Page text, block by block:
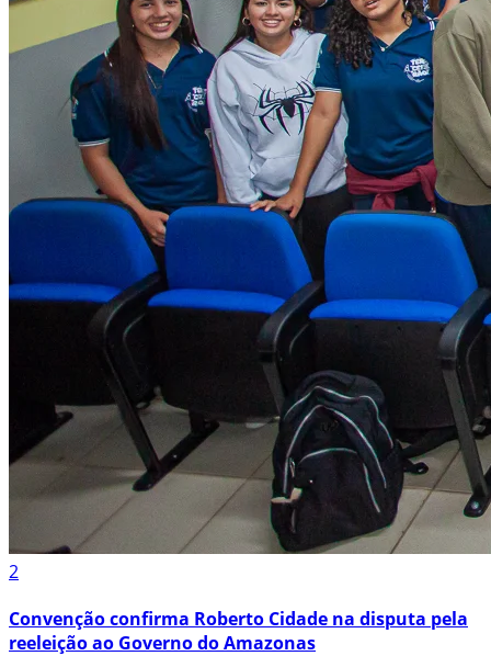
2
Convenção confirma Roberto Cidade na disputa pela
reeleição ao Governo do Amazonas